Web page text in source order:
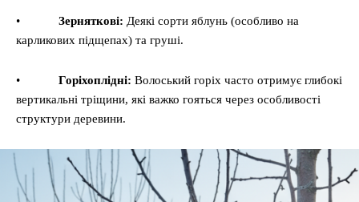
• Зерняткові: Деякі сорти яблунь (особливо на
карликових підщепах) та груші.
• Горіхоплідні: Волоський горіх часто отримує глибокі
вертикальні тріщини, які важко гояться через особливості
структури деревини.